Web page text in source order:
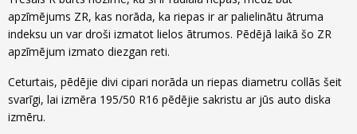
apzīmējums ZR, kas norāda, ka riepas ir ar palielinātu ātruma
indeksu un var droši izmatot lielos ātrumos. Pēdējā laikā šo ZR
apzīmējum izmato diezgan reti.
Ceturtais, pēdējie divi cipari norāda un riepas diametru collās šeit
svarīgi, lai izmēra 195/50 R16 pēdējie sakristu ar jūs auto diska
izmēru.